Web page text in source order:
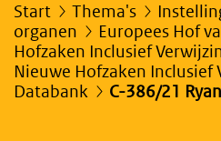
Start Thema's
organen
Europees Hof
Hofzaken Inclusief
Nieuwe Hofzaken
Databank
C-386/21